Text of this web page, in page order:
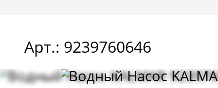
Арт.: 9239760646